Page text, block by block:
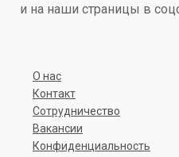
и на наши страницы в
О нас
Контакт
Сотрудничество
Вакансии
Конфиденциальность